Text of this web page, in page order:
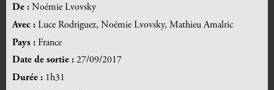
De : Noémie Lvovsky
Avec : Luce Rodriguez, Noémie Lvovsky, Mathieu Amalric
Pays : France
Date de sortie : 27/09/2017
Durée : 1h31